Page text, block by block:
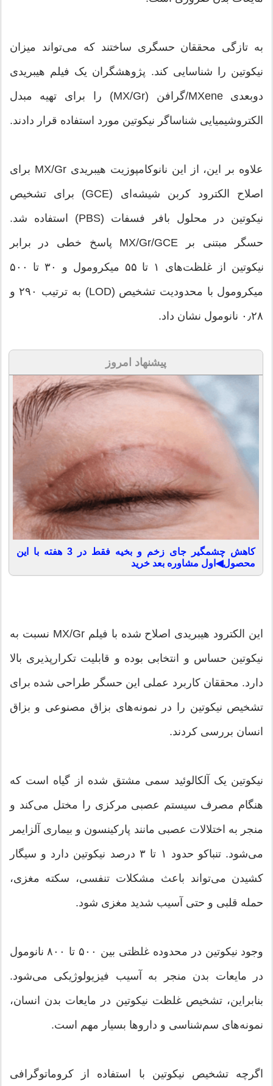
به تازگی محققان حسگری ساختند که می‌تواند میزان
نیکوتین را شناسایی کند. پژوهشگران یک فیلم هیبریدی
دوبعدی MXene/گرافن (MX/Gr) را برای تهیه مبدل
الکتروشیمیایی شناساگر نیکوتین مورد استفاده قرار دادند.
علاوه بر این، از این نانوکامپوزیت هیبریدی MX/Gr برای
اصلاح الکترود کربن شیشه‌ای (GCE) برای تشخیص
نیکوتین در محلول بافر فسفات (PBS) استفاده شد.
حسگر مبتنی بر MX/Gr/GCE پاسخ خطی در برابر
نیکوتین از غلظت‌های ۱ تا ۵۵ میکرومول و ۳۰ تا ۵۰۰
میکرومول با محدودیت تشخیص (LOD) به ترتیب ۲۹۰ و
۰٫۲۸ نانومول نشان داد.
پیشنهاد امروز
کاهش چشمگیر جای زخم و بخیه فقط در 3 هفته با این
محصول◀اول مشاوره بعد خرید
این الکترود هیبریدی اصلاح شده با فیلم MX/Gr نسبت به
نیکوتین حساس و انتخابی بوده و قابلیت تکرارپذیری بالا
دارد. محققان کاربرد عملی این حسگر طراحی شده برای
تشخیص نیکوتین را در نمونه‌های بزاق مصنوعی و بزاق
انسان بررسی کردند.
نیکوتین یک آلکالوئید سمی مشتق شده از گیاه است که
هنگام مصرف سیستم عصبی مرکزی را مختل می‌کند و
منجر به اختلالات عصبی مانند پارکینسون و بیماری آلزایمر
می‌شود. تنباکو حدود ۱ تا ۳ درصد نیکوتین دارد و سیگار
کشیدن می‌تواند باعث مشکلات تنفسی، سکته مغزی،
حمله قلبی و حتی آسیب شدید مغزی شود.
وجود نیکوتین در محدوده غلظتی بین ۵۰۰ تا ۸۰۰ نانومول
در مایعات بدن منجر به آسیب فیزیولوژیکی می‌شود.
بنابراین، تشخیص غلظت نیکوتین در مایعات بدن انسان،
نمونه‌های سم‌شناسی و داروها بسیار مهم است.
اگرچه تشخیص نیکوتین با استفاده از کروماتوگرافی